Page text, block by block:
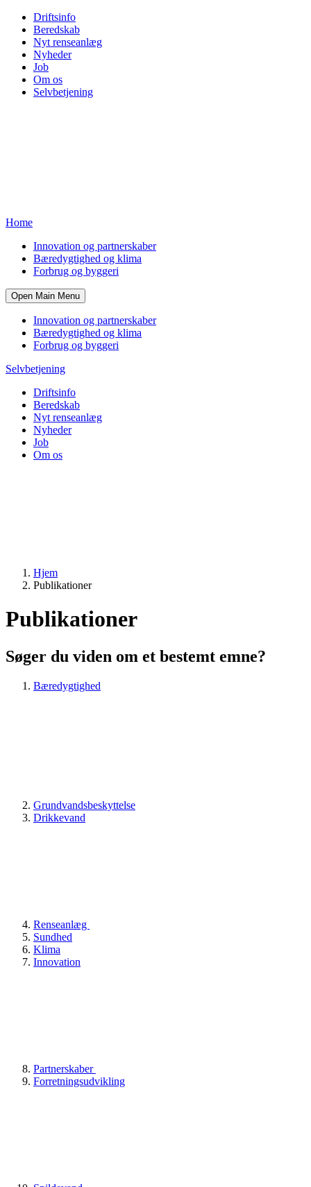
Driftsinfo
Beredskab
Nyt renseanlæg
Nyheder
Job
Om os
Selvbetjening
Home
Innovation og partnerskaber
Bæredygtighed og klima
Forbrug og byggeri
Open Main Menu
Innovation og partnerskaber
Bæredygtighed og klima
Forbrug og byggeri
Selvbetjening
Driftsinfo
Beredskab
Nyt renseanlæg
Nyheder
Job
Om os
Hjem
Publikationer
Publikationer
Søger du viden om et bestemt emne?
Bæredygtighed
Grundvandsbeskyttelse
Drikkevand
Renseanlæg
Sundhed
Klima
Innovation
Partnerskaber
Forretningsudvikling